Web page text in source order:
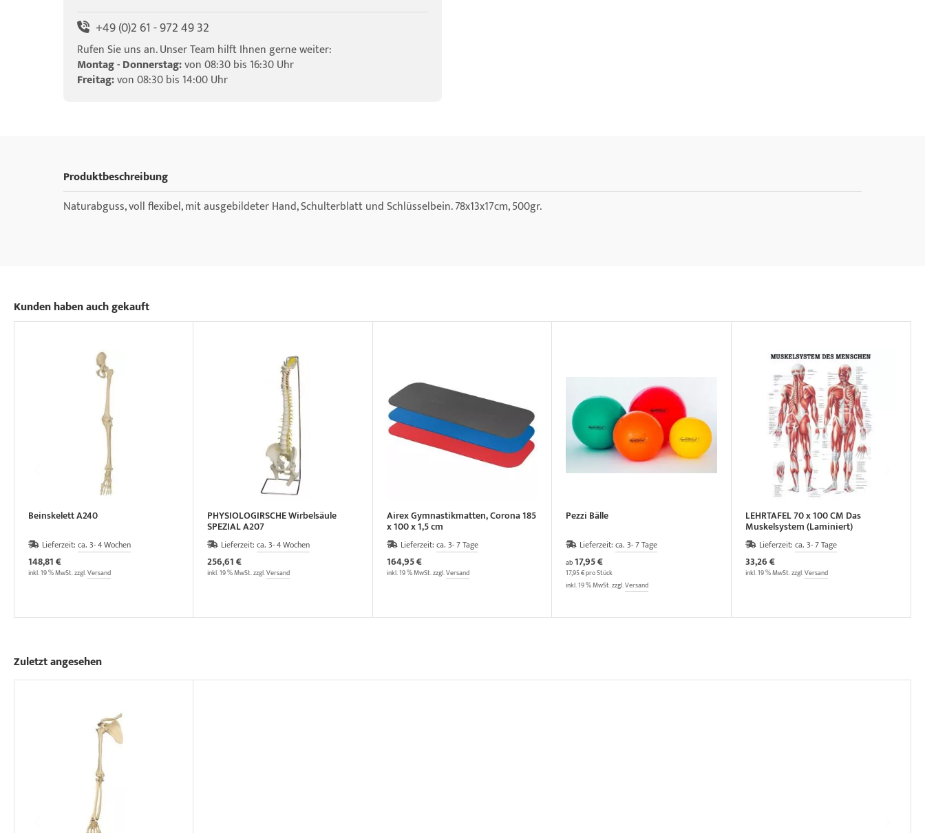
+49 (0)2 61 - 972 49 32
Rufen Sie uns an. Unser Team hilft Ihnen gerne weiter:
Montag - Donnerstag:von 08:30 bis 16:30 Uhr
Freitag:von 08:30 bis 14:00 Uhr
Produktbeschreibung
Naturabguss, voll flexibel, mit ausgebildeter Hand, Schulterblatt und Schlüsselbein. 78x13x17cm, 500gr.
Kunden haben auch gekauft
Beinskelett A240
Lieferzeit: ca. 3- 4 Wochen
148,81 €
inkl. 19 % MwSt. zzgl.Versand
PHYSIOLOGIRSCHE Wirbelsäule
SPEZIAL A207
Lieferzeit:ca. 3- 4 Wochen
256,61 €
inkl. 19 % MwSt. zzgl.Versand
Airex Gymnastikmatten, Corona 185
x 100 x 1,5 cm
Lieferzeit: ca. 3- 7 Tage
164,95 €
inkl. 19 % MwSt. zzgl.Versand
Pezzi Bälle
Lieferzeit:ca. 3- 7 Tage
ab17,95 €
17,95 € pro Stück
inkl. 19 % MwSt. zzgl.Versand
LEHRTAFEL 70 x 100 CM Das
Muskelsystem (Laminiert)
Lieferzeit: ca. 3- 7 Tage
33,26 €
inkl. 19 % MwSt. zzgl.Versand
Zuletzt angesehen